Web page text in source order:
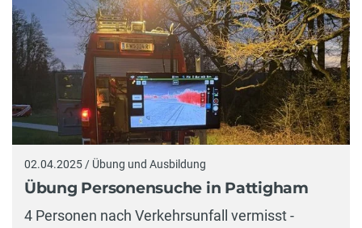
02.04.2025 / Übung und Ausbildung
Übung Personensuche in Pattigham
4 Personen nach Verkehrsunfall vermisst -